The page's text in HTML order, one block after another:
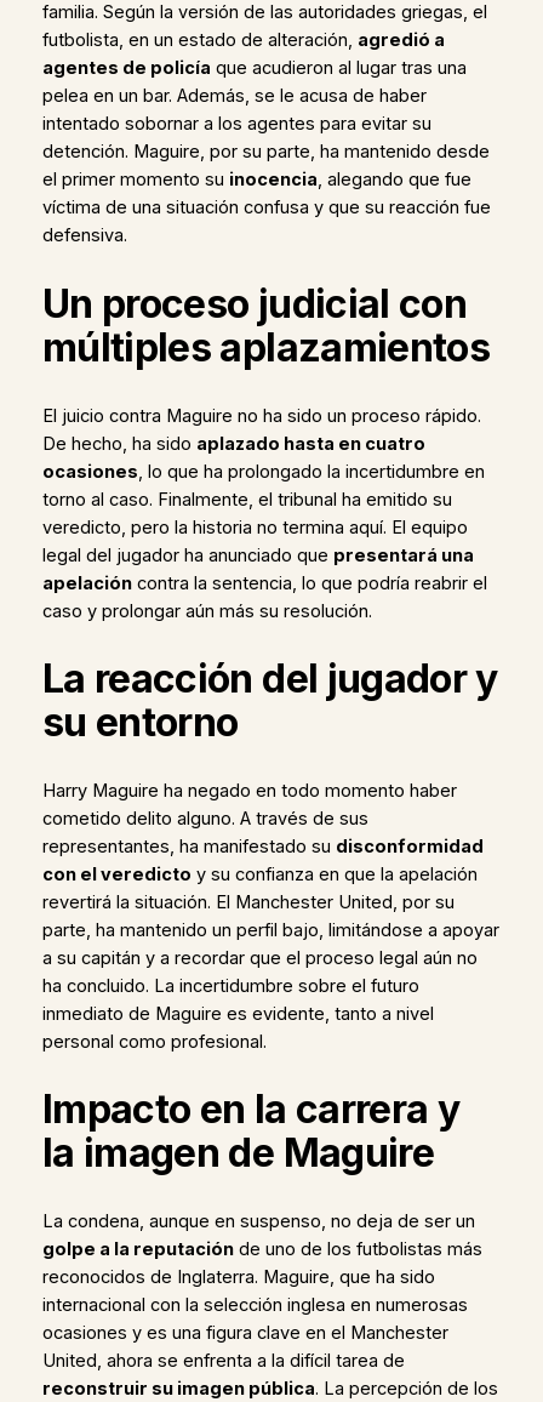
familia. Según la versión de las autoridades griegas, el
futbolista, en un estado de alteración, agredió a
agentes de policía que acudieron al lugar tras una
pelea en un bar. Además, se le acusa de haber
intentado sobornar a los agentes para evitar su
detención. Maguire, por su parte, ha mantenido desde
el primer momento su inocencia, alegando que fue
víctima de una situación confusa y que su reacción fue
defensiva.
Un proceso judicial con
múltiples aplazamientos
El juicio contra Maguire no ha sido un proceso rápido.
De hecho, ha sido aplazado hasta en cuatro
ocasiones, lo que ha prolongado la incertidumbre en
torno al caso. Finalmente, el tribunal ha emitido su
veredicto, pero la historia no termina aquí. El equipo
legal del jugador ha anunciado que presentará una
apelacióncontra la sentencia, lo que podría reabrir el
caso y prolongar aún más su resolución.
La reacción del jugador y
su entorno
Harry Maguire ha negado en todo momento haber
cometido delito alguno. A través de sus
representantes, ha manifestado su disconformidad
con el veredicto y su confianza en que la apelación
revertirá la situación. El Manchester United, por su
parte, ha mantenido un perfil bajo, limitándose a apoyar
a su capitán y a recordar que el proceso legal aún no
ha concluido. La incertidumbre sobre el futuro
inmediato de Maguire es evidente, tanto a nivel
personal como profesional.
Impacto en la carrera y
la imagen de Maguire
La condena, aunque en suspenso, no deja de ser un
golpe a la reputaciónde uno de los futbolistas más
reconocidos de Inglaterra. Maguire, que ha sido
internacional con la selección inglesa en numerosas
ocasiones y es una figura clave en el Manchester
United, ahora se enfrenta a la difícil tarea de
reconstruir su imagen pública. La percepción de los